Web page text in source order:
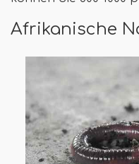
Afrikanische